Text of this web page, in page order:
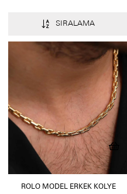
SIRALAMA
ROLO MODEL ERKEK KOLYE